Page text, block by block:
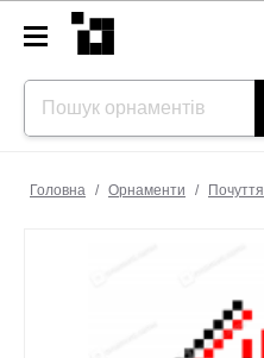
Головна / Орнаменти / Почуття